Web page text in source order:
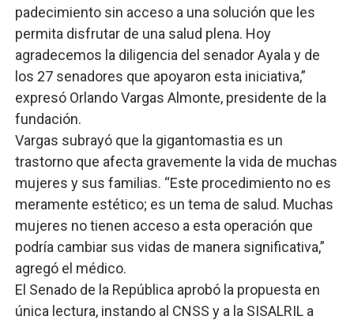
padecimiento sin acceso a una solución que les
permita disfrutar de una salud plena. Hoy
agradecemos la diligencia del senador Ayala y de
los 27 senadores que apoyaron esta iniciativa,”
expresó Orlando Vargas Almonte, presidente de la
fundación.
Vargas subrayó que la gigantomastia es un
trastorno que afecta gravemente la vida de muchas
mujeres y sus familias. “Este procedimiento no es
meramente estético; es un tema de salud. Muchas
mujeres no tienen acceso a esta operación que
podría cambiar sus vidas de manera significativa,”
agregó el médico.
El Senado de la República aprobó la propuesta en
única lectura, instando al CNSS y a la SISALRIL a